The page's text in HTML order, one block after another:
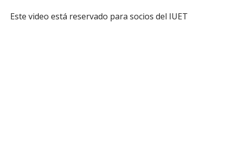
Este video está reservado para socios del IUET